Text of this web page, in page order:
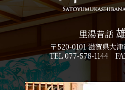
里湯昔話
〒520-0101 滋賀県大
TEL 077-578-1144